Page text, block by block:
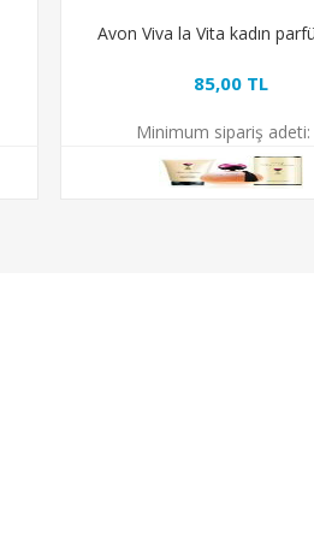
Avon Viva la Vita kadın
85,00 TL
Minimum sipariş adeti: